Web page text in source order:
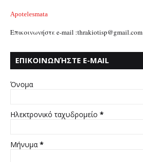
Apotelesmata
Επικοινωνήστε e-mail :thrakiotisp@gmail.com
ΕΠΙΚΟΙΝΩΝΉΣΤΕ E-MAIL
Όνομα
Ηλεκτρονικό ταχυδρομείο *
Μήνυμα *